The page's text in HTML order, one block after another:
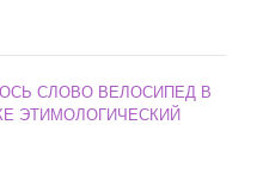
СЛОВО ВЕЛОСИПЕД В
ЭТИМОЛОГИЧЕСКИЙ